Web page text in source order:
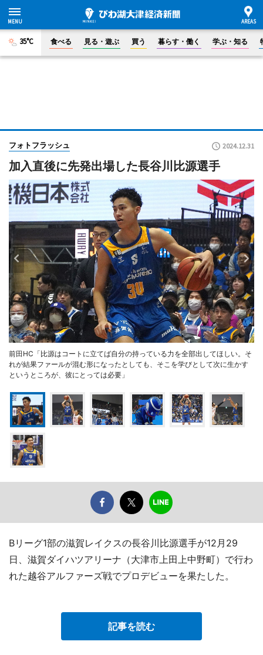
35°C 食べる 見る・遊ぶ 買う 暮らす・働く 学ぶ・知る
フォトフラッシュ 2024.12.31
加入直後に先発出場した長谷川比源選手
前田HC「比源はコートに立てば自分の持っている力を全部出してほしい。そ
れが結果ファールが混む形になったとしても、そこを学びとして次に生かす
というところが、彼にとっては必要」
Bリーグ1部の滋賀レイクスの長谷川比源選手が12月29
日、滋賀ダイハツアリーナ（大津市上田上中野町）で行わ
れた越谷アルファーズ戦でプロデビューを果たした。
記事を読む